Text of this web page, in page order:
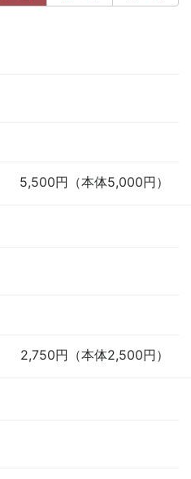
5,500円（本体5,000円）
2,750円（本体2,500円）